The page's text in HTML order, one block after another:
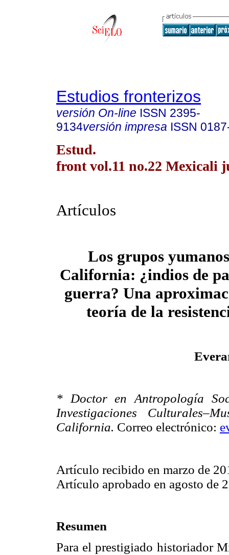
Estudios fronterizos
versión On-line ISSN 2395-
9134versión impresa ISSN
Estud.
front vol.11 no.22 Mexicali
Artículos
Los grupos
California: ¿indios de
guerra? Una
teoría de la
* Doctor en Antropología
Investigaciones
California. Correo electrónico:
Artículo recibido en marzo de
Artículo aprobado en agosto de
Resumen
Para el prestigiado historiador